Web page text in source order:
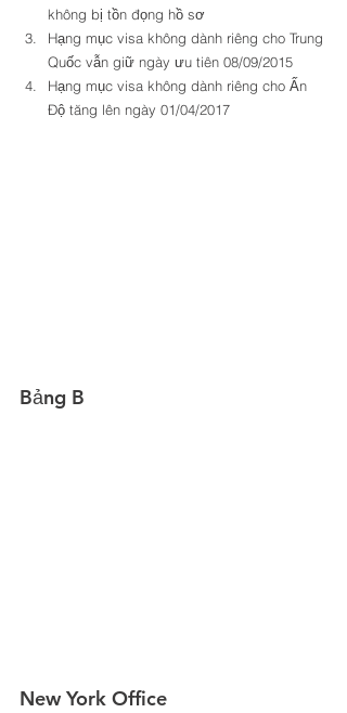
không bị tồn đọng hồ sơ
Hạng mục visa không dành riêng cho Trung
Quốc vẫn giữ ngày ưu tiên 08/09/2015
Hạng mục visa không dành riêng cho Ấn
Độ tăng lên ngày 01/04/2017
Bảng B
New York Office